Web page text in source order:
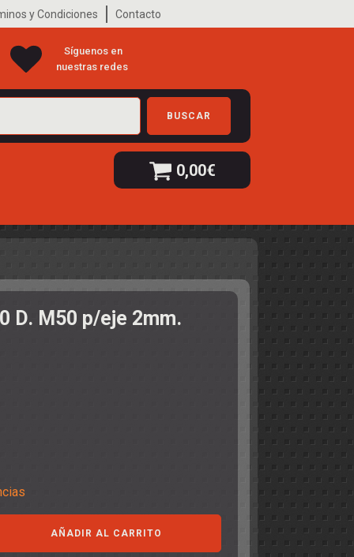
y Condiciones Contacto
Síguenos en
nuestras redes
BUSCAR
0,00€
D. M50 p/eje 2mm.
AÑADIR AL CARRITO